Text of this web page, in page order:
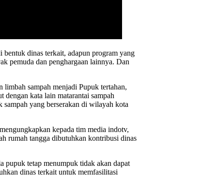
bentuk dinas terkait, adapun program yang
pemuda dan penghargaan lainnya. Dan
sampah menjadi Pupuk tertahan,
kata lain matarantai sampah
yang berserakan di wilayah kota
kepada tim media indotv,
rumah tangga dibutuhkan kontribusi dinas
tetap menumpuk tidak akan dapat
dinas terkait untuk memfasilitasi